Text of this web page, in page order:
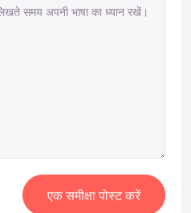
एक समीक्षा पोस्ट करें